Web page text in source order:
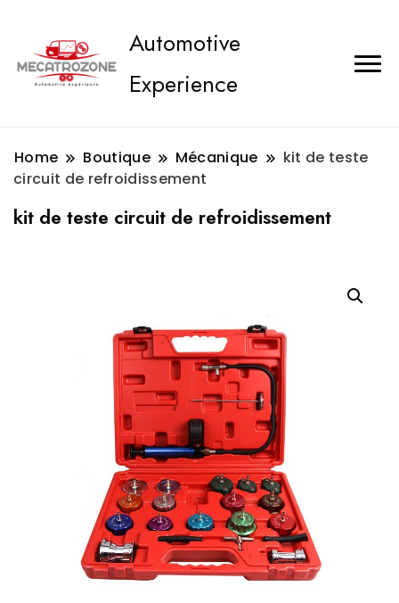
Automotive
Experience
Home Boutique Mécanique
kit de teste
circuit de refroidissement
kit de teste circuit de refroidissement